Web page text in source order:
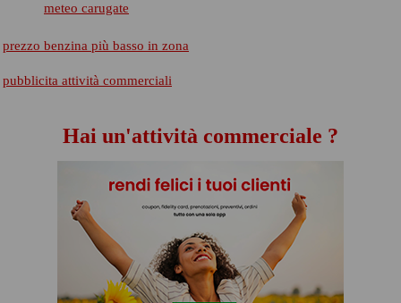
meteo carugate
prezzo benzina più basso in zona
pubblicita attività commerciali
Hai un'attività commerciale ?